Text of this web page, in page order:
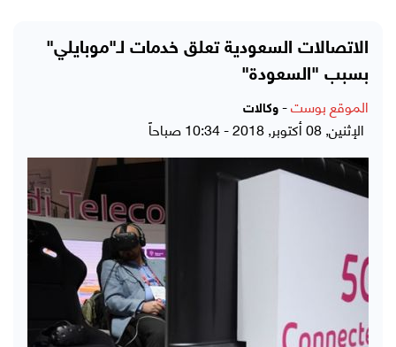
الاتصالات السعودية تعلق خدمات لـ"موبايلي"
بسبب "السعودة"
الموقع بوست- وكالات
الإثنين, 08 أكتوبر, 2018 - 10:34 صباحاً